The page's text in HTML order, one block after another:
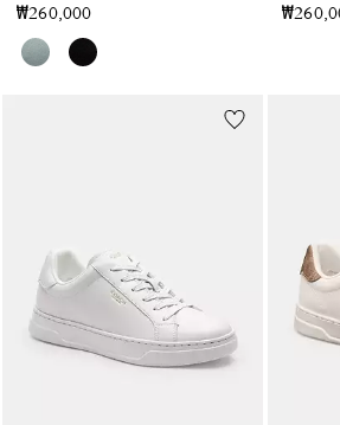
₩260,000